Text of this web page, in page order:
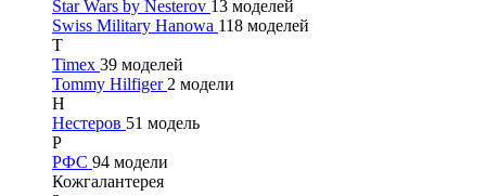
Star Wars by Nesterov 13 моделей
Swiss Military Hanowa 118 моделей
T
Timex 39 моделей
Tommy Hilfiger 2 модели
Н
Нестеров 51 модель
Р
РФС 94 модели
Кожгалантерея